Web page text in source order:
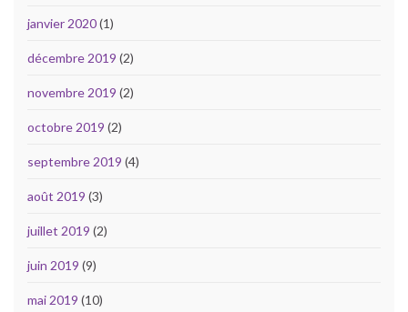
janvier 2020(1)
décembre 2019 (2)
novembre 2019 (2)
octobre 2019 (2)
septembre 2019 (4)
août 2019 (3)
juillet 2019 (2)
juin 2019 (9)
mai 2019 (10)